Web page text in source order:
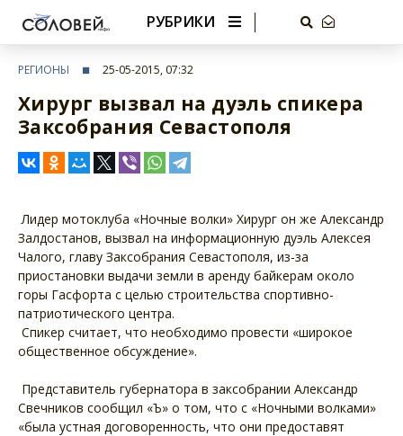
РУБРИКИ
РЕГИОНЫ 25-05-2015, 07:32
Хирург вызвал на дуэль спикера
Заксобрания Севастополя
Лидер мотоклуба «Ночные волки» Хирург он же Александр
Залдостанов, вызвал на информационную дуэль Алексея
Чалого, главу Заксобрания Севастополя, из-за
приостановки выдачи земли в аренду байкерам около
горы Гасфорта с целью строительства спортивно-
патриотического центра.
Спикер считает, что необходимо провести «широкое
общественное обсуждение».
Представитель губернатора в заксобрании Александр
Свечников сообщил «Ъ» о том, что с «Ночными волками»
«была устная договоренность, что они предоставят